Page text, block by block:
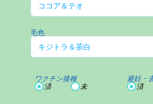
毛色
ワクチン接種
済
未
避妊・
済